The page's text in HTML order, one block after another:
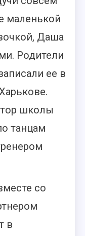
маленькой
Даша
Родители
ее в
школы
танцам
со
в